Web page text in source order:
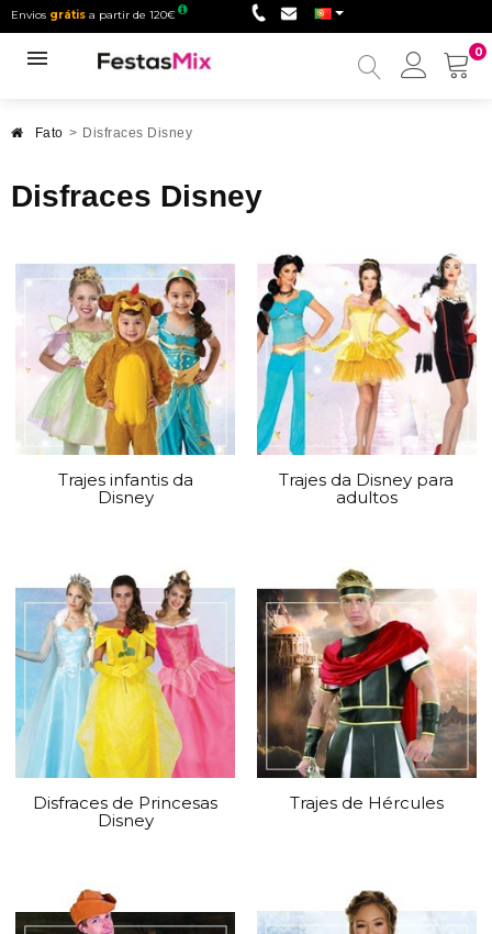
Envios grátis a partir de 120€
0
Minha
Fato > Disfraces Disney
Disfraces Disney
Trajes infantis da
Disney
Trajes da Disney para
adultos
Disfraces de Princesas
Disney
Trajes de Hércules